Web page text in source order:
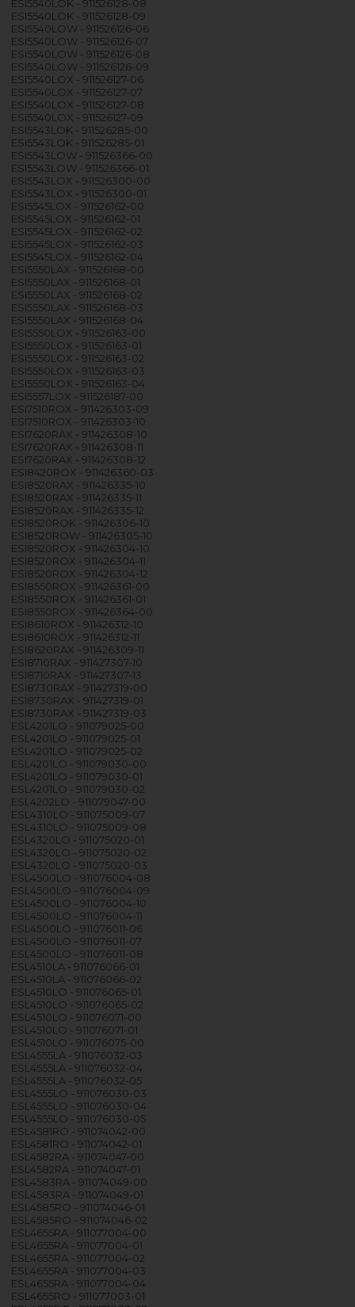
ESI5540LOK - 911526128-08
ESI5540LOK - 911526128-09
ESI5540LOW - 911526126-06
ESI5540LOW - 911526126-07
ESI5540LOW - 911526126-08
ESI5540LOW - 911526126-09
ESI5540LOX - 911526127-06
ESI5540LOX - 911526127-07
ESI5540LOX - 911526127-08
ESI5540LOX - 911526127-09
ESI5543LOK - 911526285-00
ESI5543LOK - 911526285-01
ESI5543LOW - 911526366-00
ESI5543LOW - 911526366-01
ESI5543LOX - 911526300-00
ESI5543LOX - 911526300-01
ESI5545LOX - 911526162-00
ESI5545LOX - 911526162-01
ESI5545LOX - 911526162-02
ESI5545LOX - 911526162-03
ESI5545LOX - 911526162-04
ESI5550LAX - 911526168-00
ESI5550LAX - 911526168-01
ESI5550LAX - 911526168-02
ESI5550LAX - 911526168-03
ESI5550LAX - 911526168-04
ESI5550LOX - 911526163-00
ESI5550LOX - 911526163-01
ESI5550LOX - 911526163-02
ESI5550LOX - 911526163-03
ESI5550LOX - 911526163-04
ESI5557LOX - 911526187-00
ESI7510ROX - 911426303-09
ESI7510ROX - 911426303-10
ESI7620RAX - 911426308-10
ESI7620RAX - 911426308-11
ESI7620RAX - 911426308-12
ESI8420ROX - 911426360-03
ESI8520RAX - 911426335-10
ESI8520RAX - 911426335-11
ESI8520RAX - 911426335-12
ESI8520ROK - 911426306-10
ESI8520ROW - 911426305-10
ESI8520ROX - 911426304-10
ESI8520ROX - 911426304-11
ESI8520ROX - 911426304-12
ESI8550ROX - 911426361-00
ESI8550ROX - 911426361-01
ESI8550ROX - 911426364-00
ESI8610ROX - 911426312-10
ESI8610ROX - 911426312-11
ESI8620RAX - 911426309-11
ESI8710RAX - 911427307-10
ESI8710RAX - 911427307-13
ESI8730RAX - 911427319-00
ESI8730RAX - 911427319-01
ESI8730RAX - 911427319-03
ESL4201LO - 911079025-00
ESL4201LO - 911079025-01
ESL4201LO - 911079025-02
ESL4201LO - 911079030-00
ESL4201LO - 911079030-01
ESL4201LO - 911079030-02
ESL4202LO - 911079047-00
ESL4310LO - 911075009-07
ESL4310LO - 911075009-08
ESL4320LO - 911075020-01
ESL4320LO - 911075020-02
ESL4320LO - 911075020-03
ESL4500LO - 911076004-08
ESL4500LO - 911076004-09
ESL4500LO - 911076004-10
ESL4500LO - 911076004-11
ESL4500LO - 911076011-06
ESL4500LO - 911076011-07
ESL4500LO - 911076011-08
ESL4510LA - 911076066-01
ESL4510LA - 911076066-02
ESL4510LO - 911076065-01
ESL4510LO - 911076065-02
ESL4510LO - 911076071-00
ESL4510LO - 911076071-01
ESL4510LO - 911076075-00
ESL4555LA - 911076032-03
ESL4555LA - 911076032-04
ESL4555LA - 911076032-05
ESL4555LO - 911076030-03
ESL4555LO - 911076030-04
ESL4555LO - 911076030-05
ESL4581RO - 911074042-00
ESL4581RO - 911074042-01
ESL4582RA - 911074047-00
ESL4582RA - 911074047-01
ESL4583RA - 911074049-00
ESL4583RA - 911074049-01
ESL4585RO - 911074046-01
ESL4585RO - 911074046-02
ESL4655RA - 911077004-00
ESL4655RA - 911077004-01
ESL4655RA - 911077004-02
ESL4655RA - 911077004-03
ESL4655RA - 911077004-04
ESL4655RO - 911077003-01